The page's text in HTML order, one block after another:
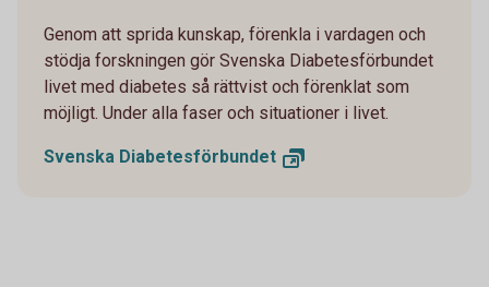
Genom att sprida kunskap, förenkla i vardagen och
stödja forskningen gör Svenska Diabetesförbundet
livet med diabetes så rättvist och förenklat som
möjligt. Under alla faser och situationer i livet.
Svenska Diabetesförbundet